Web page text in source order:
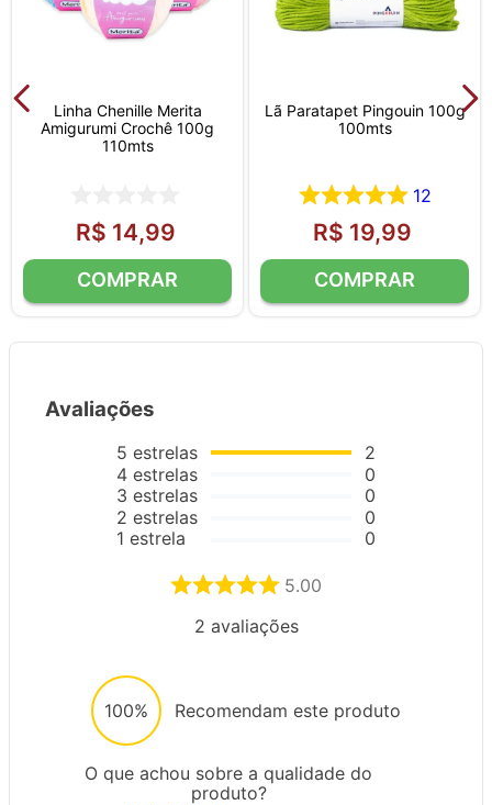
Linha Chenille Merita
Amigurumi Crochê 100g
110mts
R$ 14,99
Lã Paratapet Pingouin 100g
100mts
12
R$ 19,99
Avaliações
5 estrelas
4 estrelas
3 estrelas
2 estrelas
1 estrela
2
0
0
0
0
5.00
2 avaliações
100% Recomendam este produto
O que achou sobre a qualidade do
produto?